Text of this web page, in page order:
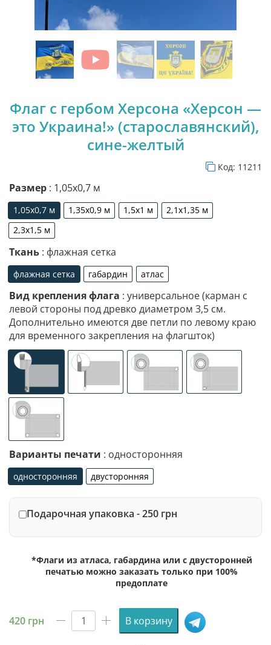
Флаг с гербом Херсона «Херсон —
это Украина!» (старославянский),
сине-желтый
Код: 11211
Размер : 1,05х0,7 м
1,05х0,7 м
1,05х0,7 м
1,35х0,9 м
1,35х0,9 м
1,5х1 м
1,5х1 м
2,1х1,35 м
2,1х1,35 м
2,3х1,5 м
2,3х1,5 м
Ткань : флажная сетка
флажная сетка
флажная сетка
габардин
габардин
атлас
атлас
Вид крепления флага : универсальное (карман с
левой стороны под древко диаметром 3,5 см.
Дополнительно имеются две петли по левому краю
для временного закрепления на флагшток)
Варианты печати : односторонняя
односторонняя
односторонняя
двусторонняя
двусторонняя
Подарочная упаковка - 250 грн
*Флаги из атласа, габардина или с двусторонней
печатью можно заказать только при 100%
предоплате
420 грн
КоличествоВ корзину